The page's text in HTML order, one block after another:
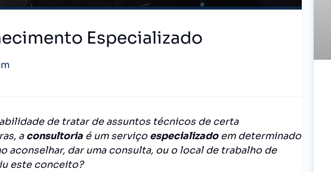
Especializado
de tratar de assuntos técnicos de certa
aconsultoria é um serviçoespecializadoem determinado
aconselhar, dar uma consulta, ou o local de trabalho de
este conceito?